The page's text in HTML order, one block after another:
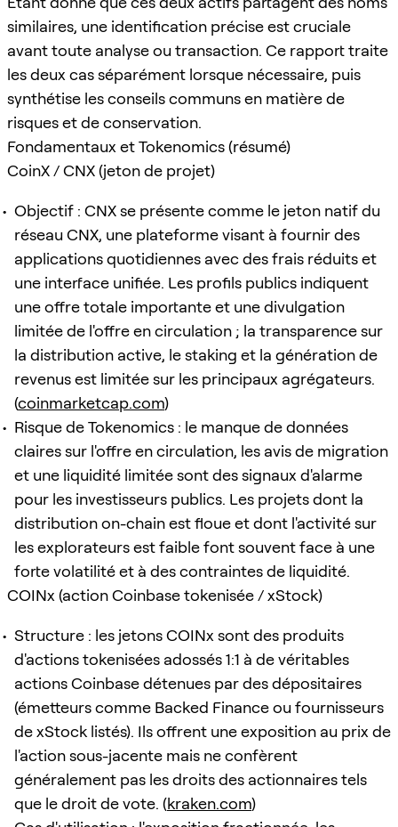
similaires, une identification précise est cruciale
avant toute analyse ou transaction. Ce rapport traite
les deux cas séparément lorsque nécessaire, puis
synthétise les conseils communs en matière de
risques et de conservation.
Fondamentaux et Tokenomics (résumé)
CoinX / CNX (jeton de projet)
Objectif : CNX se présente comme le jeton natif du
réseau CNX, une plateforme visant à fournir des
applications quotidiennes avec des frais réduits et
une interface unifiée. Les profils publics indiquent
une offre totale importante et une divulgation
limitée de l'offre en circulation ; la transparence sur
la distribution active, le staking et la génération de
revenus est limitée sur les principaux agrégateurs.
(coinmarketcap.com)
Risque de Tokenomics : le manque de données
claires sur l'offre en circulation, les avis de migration
et une liquidité limitée sont des signaux d'alarme
pour les investisseurs publics. Les projets dont la
distribution on-chain est floue et dont l'activité sur
les explorateurs est faible font souvent face à une
forte volatilité et à des contraintes de liquidité.
COINx (action Coinbase tokenisée / xStock)
Structure : les jetons COINx sont des produits
d'actions tokenisées adossés 1:1 à de véritables
actions Coinbase détenues par des dépositaires
(émetteurs comme Backed Finance ou fournisseurs
de xStock listés). Ils offrent une exposition au prix de
l'action sous-jacente mais ne confèrent
généralement pas les droits des actionnaires tels
que le droit de vote. (kraken.com)